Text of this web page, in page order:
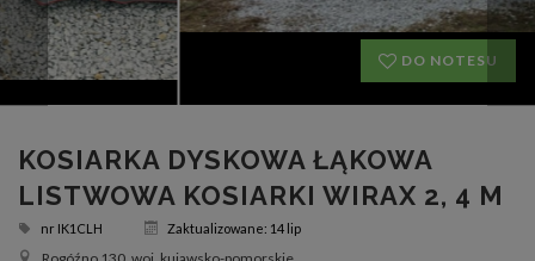
DO NOTESU
KOSIARKA DYSKOWA ŁĄKOWA
LISTWOWA KOSIARKI WIRAX 2, 4 M
nr IK1CLH Zaktualizowane: 14 lip